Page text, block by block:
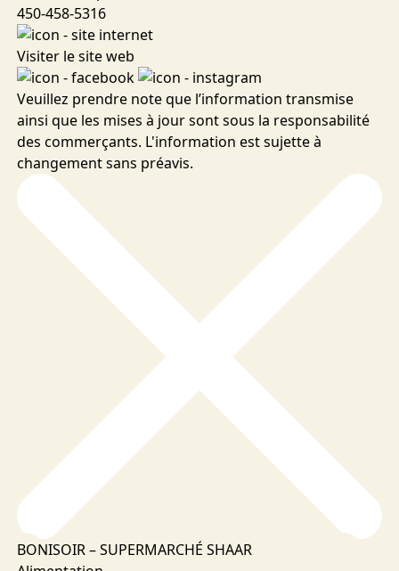
450-458-5316
Visiter le site web
Veuillez prendre note que l’information transmise
ainsi que les mises à jour sont sous la responsabilité
des commerçants. L'information est sujette à
changement sans préavis.
BONISOIR – SUPERMARCHÉ SHAAR